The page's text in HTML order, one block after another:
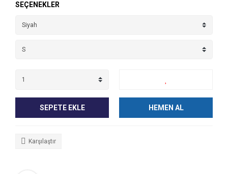
SEÇENEKLER
SEPETE EKLE HEMEN AL
Karşılaştır